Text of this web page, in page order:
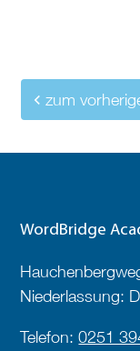
zum
WordBridge
Niederlassung:
Telefon:0251